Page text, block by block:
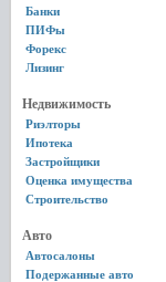
Банки
ПИФы
Форекс
Лизинг
Недвижимость
Риэлторы
Ипотека
Застройщики
Оценка имущества
Строительство
Авто
Автосалоны
Подержанные авто